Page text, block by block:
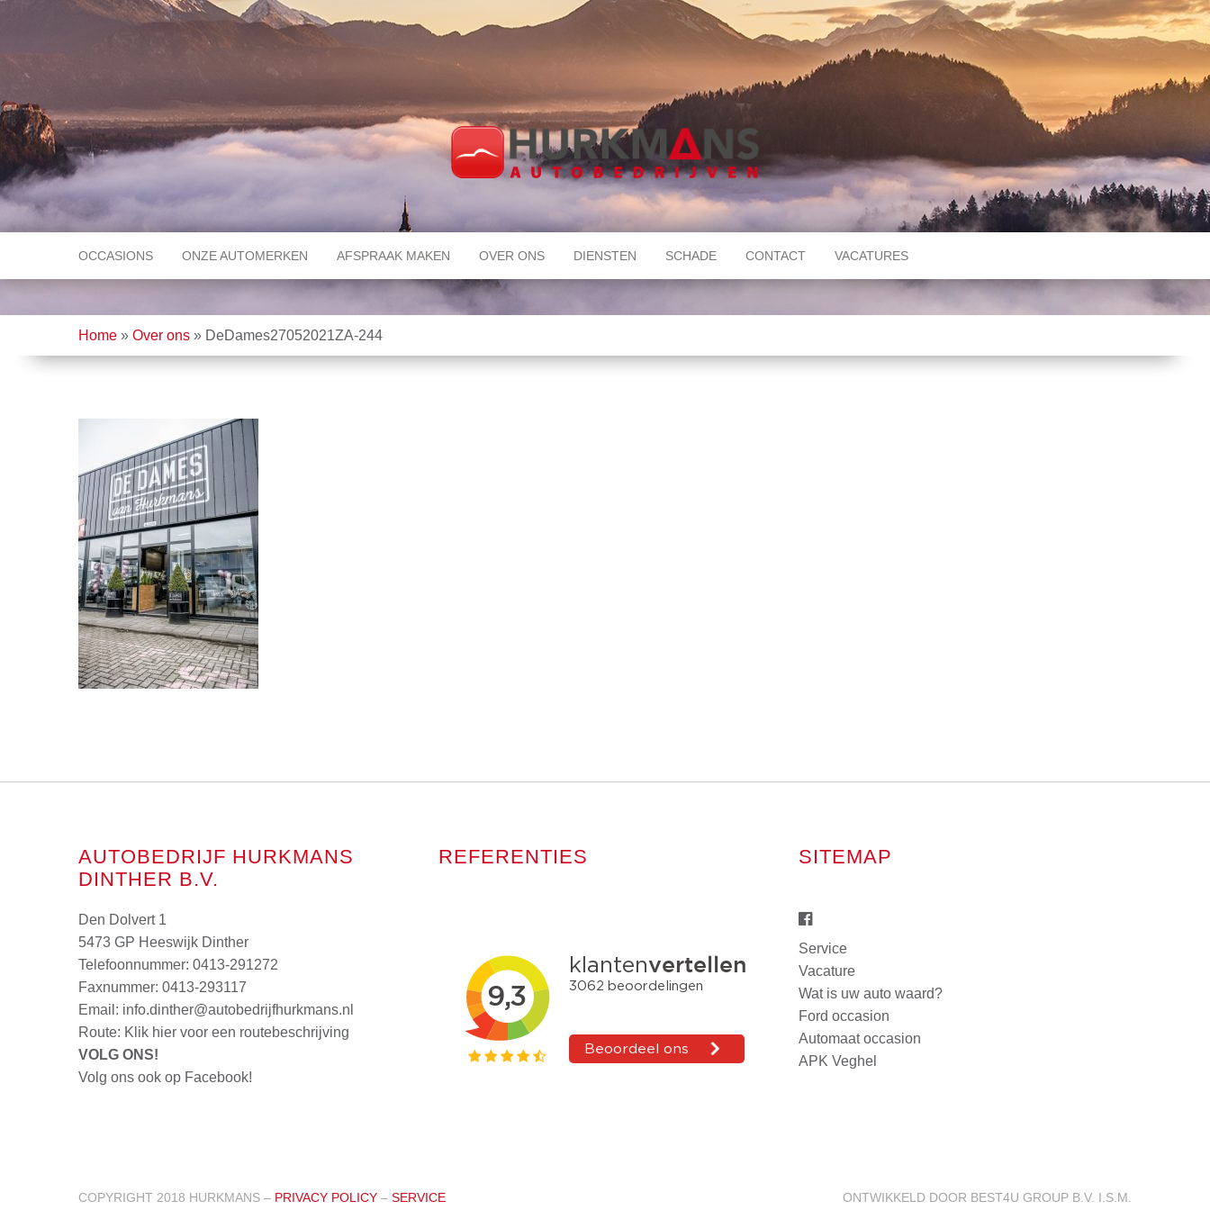
OCCASIONS ONZE AUTOMERKEN AFSPRAAK MAKEN OVER ONS DIENSTEN SCHADE CONTACT VACATURES
Home » Over ons » DeDames27052021ZA-244
AUTOBEDRIJF HURKMANS
DINTHER B.V.
Den Dolvert 1
5473 GP Heeswijk Dinther
Telefoonnummer: 0413-291272
Faxnummer: 0413-293117
Email: info.dinther@autobedrijfhurkmans.nl
Route: Klik hier voor een routebeschrijving
VOLG ONS!
Volg ons ook op Facebook!
REFERENTIES SITEMAP
Service
Vacature
Wat is uw auto waard?
Ford occasion
Automaat occasion
APK Veghel
COPYRIGHT 2018 HURKMANS – PRIVACY POLICY – SERVICE ONTWIKKELD DOOR BEST4U GROUP B.V. I.S.M.